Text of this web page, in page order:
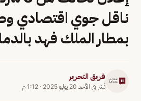
ناقل جوي اقتصادي
بمطار الملك فهد
فريق التحرير
نُشر في الأحد 20 يوليو 2025 · 1:12 م